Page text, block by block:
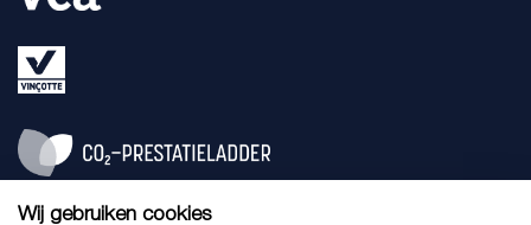
Wij gebruiken cookies